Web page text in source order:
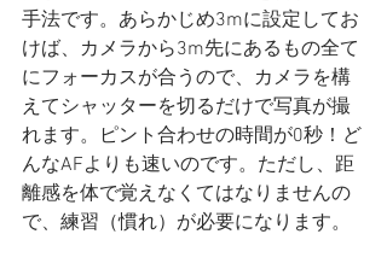
手法です。あらかじめ3mに設定してお
けば、カメラから3m先にあるもの全て
にフォーカスが合うので、カメラを構
えてシャッターを切るだけで写真が撮
れます。ピント合わせの時間が0秒！ど
んなAFよりも速いのです。ただし、距
離感を体で覚えなくてはなりませんの
で、練習（慣れ）が必要になります。